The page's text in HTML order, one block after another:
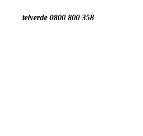
telverde 0800 800 358